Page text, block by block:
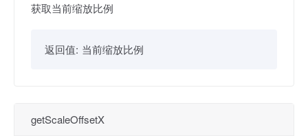
获取当前缩放比例
返回值: 当前缩放比例
getScaleOffsetX